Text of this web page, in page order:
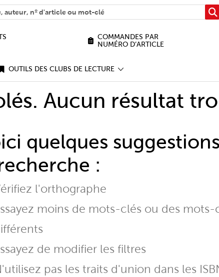
COMMANDES PAR
NUMÉRO D’ARTICLE
OUTILS DES CLUBS DE LECTURE
Aucun résultat
quelques
:
l'orthographe
moins de mots-clés ou des mots-
de modifier les filtres
pas les traits d'union dans les